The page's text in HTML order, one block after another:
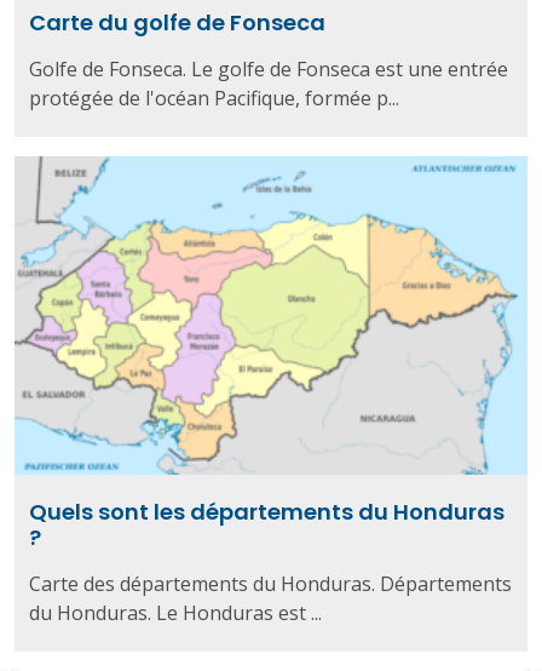
Carte du golfe de Fonseca
Golfe de Fonseca. Le golfe de Fonseca est une entrée
protégée de l'océan Pacifique, formée p...
Quels sont les départements du Honduras
?
Carte des départements du Honduras. Départements
du Honduras. Le Honduras est ...